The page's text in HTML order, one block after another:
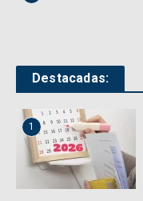
Destacadas:
1